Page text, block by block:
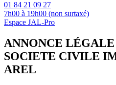
01 84 21 09 27
7h00 à 19h00 (non surtaxé)
Espace JAL-Pro
ANNONCE LÉGALE
SOCIETE CIVILE
AREL